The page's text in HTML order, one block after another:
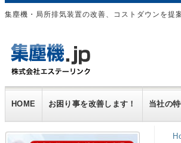
集塵機・局所排気装置の改善、コストダウンを提
HOME お困り事を改善します！ 当社の